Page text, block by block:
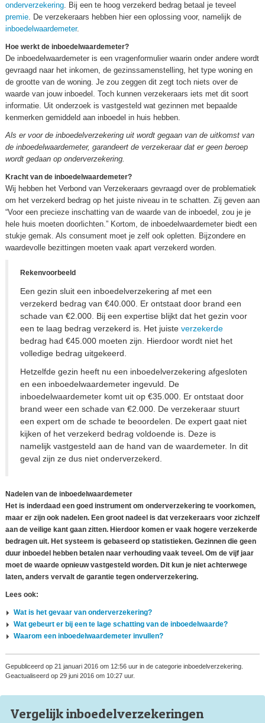
onderverzekering. Bij een te hoog verzekerd bedrag betaal je teveel
premie. De verzekeraars hebben hier een oplossing voor, namelijk de
inboedelwaardemeter.
Hoe werkt de inboedelwaardemeter?
De inboedelwaardemeter is een vragenformulier waarin onder andere wordt
gevraagd naar het inkomen, de gezinssamenstelling, het type woning en
de grootte van de woning. Je zou zeggen dit zegt toch niets over de
waarde van jouw inboedel. Toch kunnen verzekeraars iets met dit soort
informatie. Uit onderzoek is vastgesteld wat gezinnen met bepaalde
kenmerken gemiddeld aan inboedel in huis hebben.
Als er voor de inboedelverzekering uit wordt gegaan van de uitkomst van
de inboedelwaardemeter, garandeert de verzekeraar dat er geen beroep
wordt gedaan op onderverzekering.
Kracht van de inboedelwaardemeter?
Wij hebben het Verbond van Verzekeraars gevraagd over de problematiek
om het verzekerd bedrag op het juiste niveau in te schatten. Zij geven aan
“Voor een precieze inschatting van de waarde van de inboedel, zou je je
hele huis moeten doorlichten.” Kortom, de inboedelwaardemeter biedt een
stukje gemak. Als consument moet je zelf ook opletten. Bijzondere en
waardevolle bezittingen moeten vaak apart verzekerd worden.
Rekenvoorbeeld
Een gezin sluit een inboedelverzekering af met een
verzekerd bedrag van €40.000. Er ontstaat door brand een
schade van €2.000. Bij een expertise blijkt dat het gezin voor
een te laag bedrag verzekerd is. Het juiste verzekerde
bedrag had €45.000 moeten zijn. Hierdoor wordt niet het
volledige bedrag uitgekeerd.
Hetzelfde gezin heeft nu een inboedelverzekering afgesloten
en een inboedelwaardemeter ingevuld. De
inboedelwaardemeter komt uit op €35.000. Er ontstaat door
brand weer een schade van €2.000. De verzekeraar stuurt
een expert om de schade te beoordelen. De expert gaat niet
kijken of het verzekerd bedrag voldoende is. Deze is
namelijk vastgesteld aan de hand van de waardemeter. In dit
geval zijn ze dus niet onderverzekerd.
Nadelen van de inboedelwaardemeter
Het is inderdaad een goed instrument om onderverzekering te voorkomen,
maar er zijn ook nadelen. Een groot nadeel is dat verzekeraars voor zichzelf
aan de veilige kant gaan zitten. Hierdoor komen er vaak hogere verzekerde
bedragen uit. Het systeem is gebaseerd op statistieken. Gezinnen die geen
duur inboedel hebben betalen naar verhouding vaak teveel. Om de vijf jaar
moet de waarde opnieuw vastgesteld worden. Dit kun je niet achterwege
laten, anders vervalt de garantie tegen onderverzekering.
Lees ook:
Wat is het gevaar van onderverzekering?
Wat gebeurt er bij een te lage schatting van de inboedelwaarde?
Waarom een inboedelwaardemeter invullen?
Gepubliceerd op 21 januari 2016 om 12:56 uur in de categorie inboedelverzekering.
Geactualiseerd op 29 juni 2016 om 10:27 uur.
Vergelijk inboedelverzekeringen